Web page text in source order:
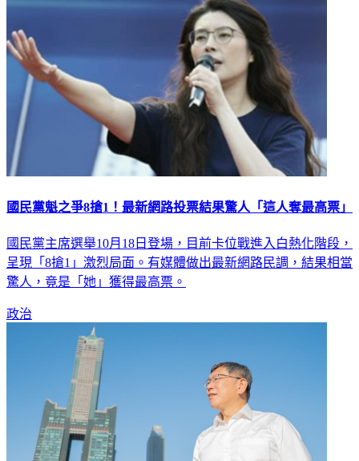
國民黨魁之爭8搶1！最新網路投票結果驚人「這人奪最高票」
國民黨主席選舉10月18日登場，目前卡位戰進入白熱化階段，
呈現「8搶1」激烈局面。有媒體做出最新網路民調，結果相當
驚人，竟是「她」獲得最高票。
政治